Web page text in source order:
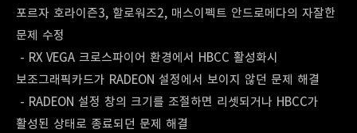
포르자 호라이즌3, 할로워즈2, 매스이펙트 안드로메다의 자잘한
문제 수정
- RX VEGA 크로스파이어 환경에서 HBCC 활성화시
보조그래픽카드가 RADEON 설정에서 보이지 않던 문제 해결
- RADEON 설정 창의 크기를 조절하면 리셋되거나 HBCC가
활성된 상태로 종료되던 문제 해결